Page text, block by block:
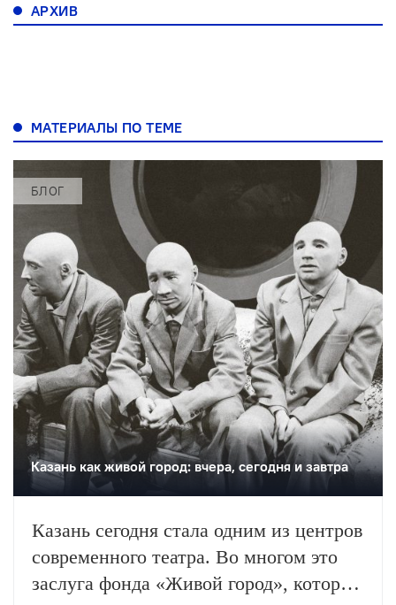
АРХИВ
МАТЕРИАЛЫ ПО ТЕМЕ
БЛОГ
Казань как живой город: вчера, сегодня и завтра
Казань сегодня стала одним из центров
современного театра. Во многом это
заслуга фонда «Живой город», который